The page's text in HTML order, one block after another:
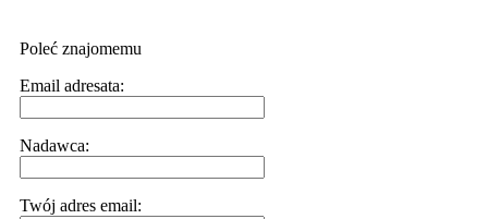
Poleć znajomemu
Email adresata:
Nadawca:
Twój adres email: